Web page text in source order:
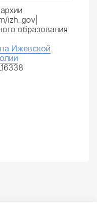
izh_gov|
образования
Ижевской